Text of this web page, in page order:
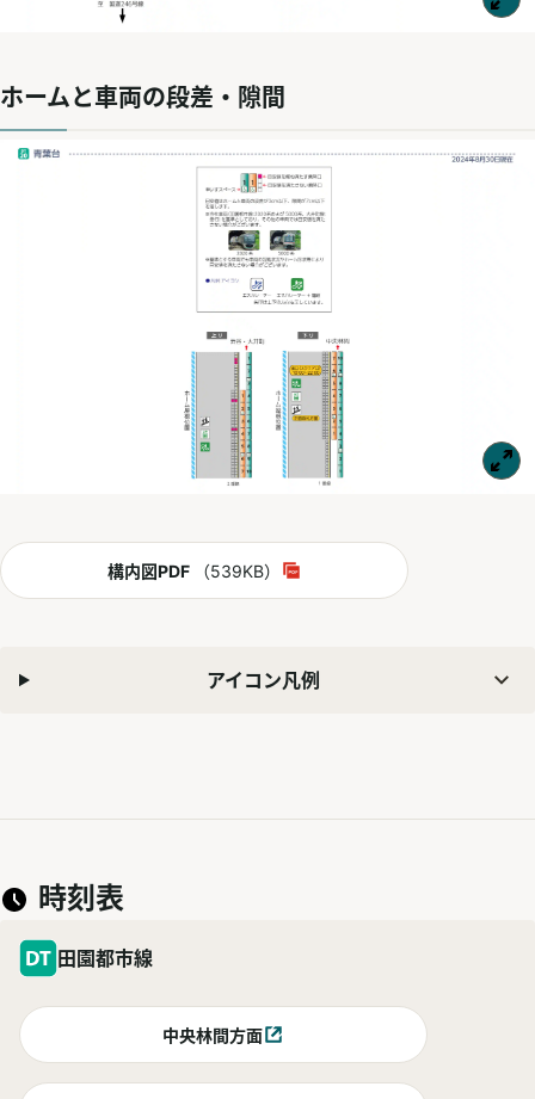
ホームと車両の段差・隙間
構内図PDF PDF
（539KB）
別ウィンドウで開く
アイコン凡例
時刻表
田園都市線
中央林間方面別ウィンドウで開く